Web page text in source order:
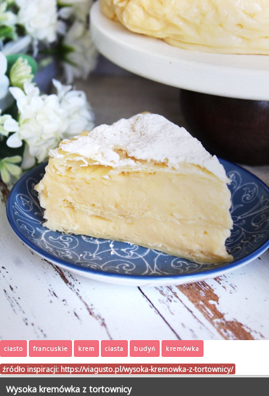
ciasto francuskie krem ciasta budyń kremówka
źródło inspiracji: https://viagusto.pl/wysoka-kremowka-z-tortownicy/
Wysoka kremówka z tortownicy